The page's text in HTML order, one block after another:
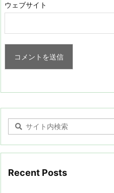
ウェブサイト
Recent Posts